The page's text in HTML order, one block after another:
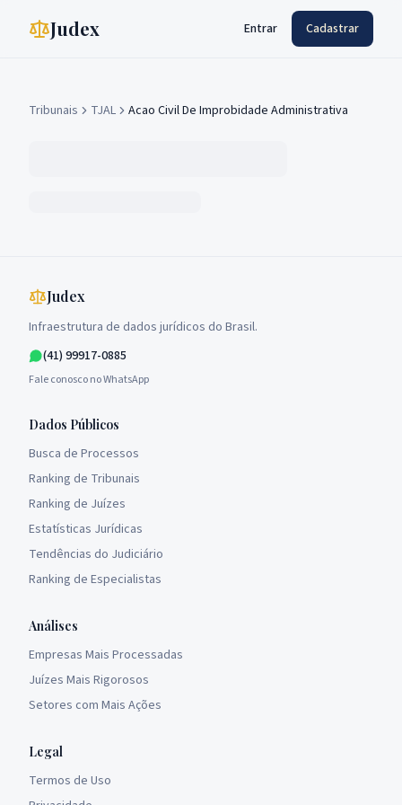
Judex Entrar Cadastrar
Tribunais TJAL Acao Civil De Improbidade Administrativa
Judex
Infraestrutura de dados jurídicos do Brasil.
(41) 99917-0885
Fale conosco no WhatsApp
Dados Públicos
Busca de Processos
Ranking de Tribunais
Ranking de Juízes
Estatísticas Jurídicas
Tendências do Judiciário
Ranking de Especialistas
Análises
Empresas Mais Processadas
Juízes Mais Rigorosos
Setores com Mais Ações
Legal
Termos de Uso